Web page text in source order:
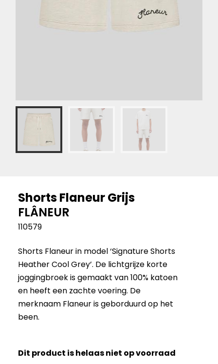
Shorts Flaneur Grijs
FLÂNEUR
110579
Shorts Flaneur in model ‘Signature Shorts
Heather Cool Grey’. De lichtgrijze korte
joggingbroek is gemaakt van 100% katoen
en heeft een zachte voering. De
merknaam Flaneur is geborduurd op het
been.
Dit product is helaas niet op voorraad